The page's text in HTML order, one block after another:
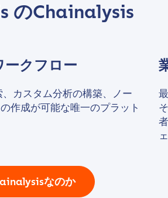
のChainalysis
クフロー
カスタム分析の構築、ノー
作成が可能な唯一のプラット
なのか